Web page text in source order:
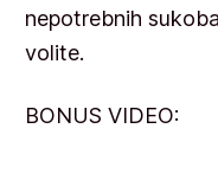
nepotrebnih
volite.
BONUS VIDEO: